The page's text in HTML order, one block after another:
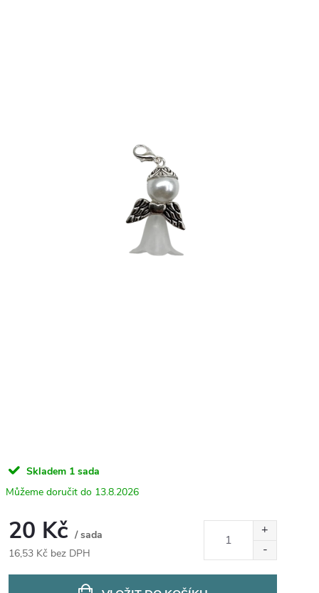
Skladem 1 sada
13.8.2026
20 Kč / sada
16,53 Kč bez DPH